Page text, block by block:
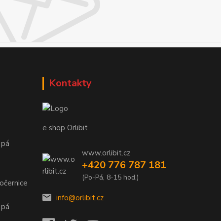
Kontakty
e shop Orlibit
www.orlibit.cz
+420 776 787 181
(Po-Pá, 8-15 hod.)
info@orlibit.cz